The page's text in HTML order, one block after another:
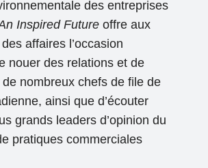
des entreprises
Inspired Future offre aux
affaires l’occasion
nouer des relations et de
nombreux chefs de file de
ainsi que d’écouter
grands leaders d’opinion du
pratiques commerciales